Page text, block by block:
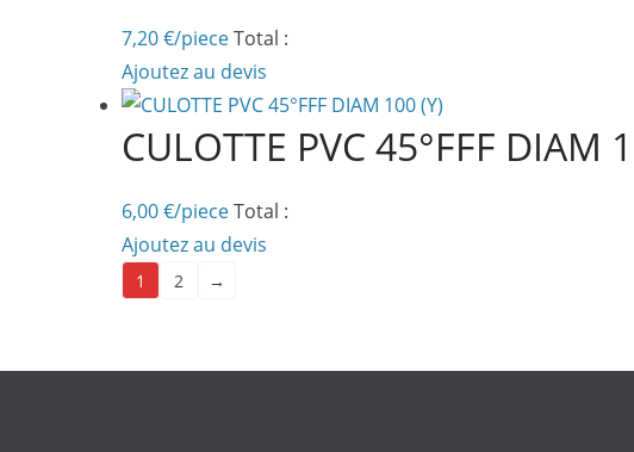
7,20€/pieceTotal :
Ajoutez au devis
CULOTTE PVC 45°FFF DIAM
6,00€/pieceTotal :
Ajoutez au devis
1 2 →